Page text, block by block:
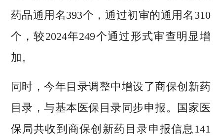
药品通用名393个，通过初审的通用名310
个，较2024年249个通过形式审查明显增
加。
同时，今年目录调整中增设了商保创新药
目录，与基本医保目录同步申报。国家医
保局共收到商保创新药目录申报信息141